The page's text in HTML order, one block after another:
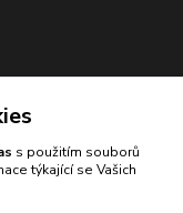
s použitím souborů
týkající se Vašich